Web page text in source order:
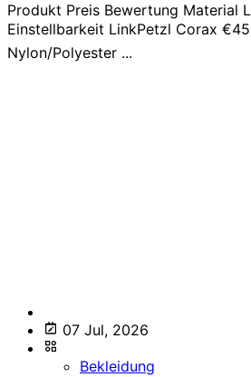
Produkt Preis Bewertung Material
Einstellbarkeit LinkPetzl Corax €45
Nylon/Polyester ...
07 Jul, 2026
Bekleidung